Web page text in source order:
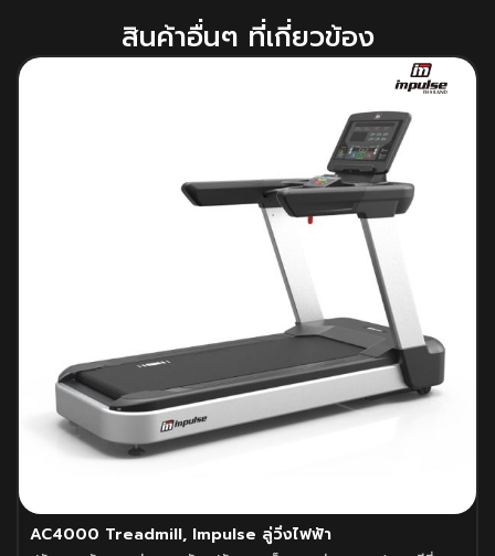
สินค้าอื่นๆ ที่เกี่ยวข้อง
AC4000 Treadmill, Impulse ลู่วิ่งไฟฟ้า